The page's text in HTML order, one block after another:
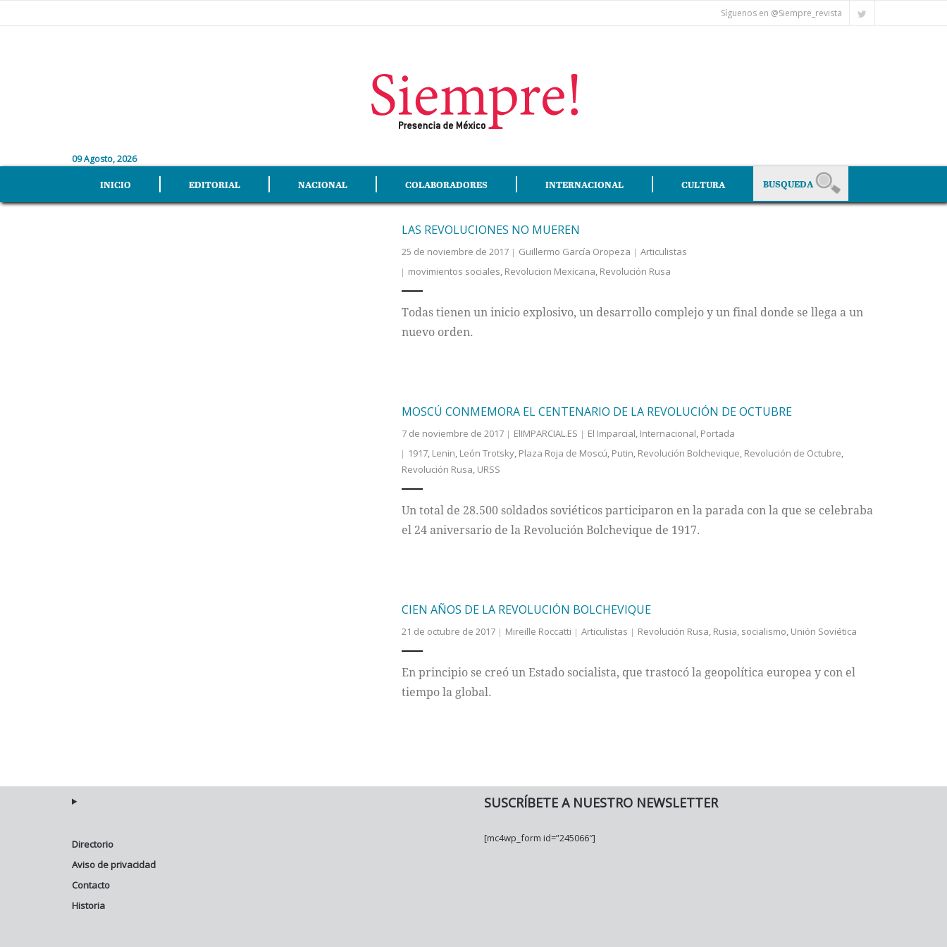
Síguenos en @Siempre_revista
09 Agosto, 2026
INICIO EDITORIAL NACIONAL COLABORADORES INTERNACIONAL CULTURA
LAS REVOLUCIONES NO MUEREN
25 de noviembre de 2017 Guillermo García Oropeza
Articulistas
movimientos sociales, Revolucion Mexicana, Revolución Rusa
Todas tienen un inicio explosivo, un desarrollo complejo y un final donde se llega a un
nuevo orden.
MOSCÚ CONMEMORA EL CENTENARIO DE LA REVOLUCIÓN DE OCTUBRE
7 de noviembre de 2017 ElIMPARCIAL.ES El Imparcial, Internacional, Portada
1917, Lenin, León Trotsky, Plaza Roja de Moscú, Putin, Revolución Bolchevique, Revolución de Octubre,
Revolución Rusa, URSS
Un total de 28.500 soldados soviéticos participaron en la parada con la que se celebraba
el 24 aniversario de la Revolución Bolchevique de 1917.
CIEN AÑOS DE LA REVOLUCIÓN BOLCHEVIQUE
21 de octubre de 2017 Mireille Roccatti Articulistas Revolución Rusa, Rusia, socialismo, Unión Soviética
En principio se creó un Estado socialista, que trastocó la geopolítica europea y con el
tiempo la global.
Directorio
Aviso de privacidad
Contacto
Historia
SUSCRÍBETE A NUESTRO NEWSLETTER
[mc4wp_form id=”245066″]